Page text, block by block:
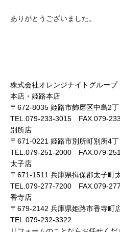
ありがとうございました。
株式会社オレンジナイトグループ
本店・姫路本店
〒672-8035 姫路市飾磨区中島2
TEL.079-233-3015 FAX.079-
別所店
〒671-0221 姫路市別所町別所4
TEL.079-251-2000 FAX.079-
太子店
〒671-1511 兵庫県揖保郡太子町
TEL.079-277-7200 FAX.079-
香寺店
〒679-2142 兵庫県姫路市香寺町
TEL.079-232-3322